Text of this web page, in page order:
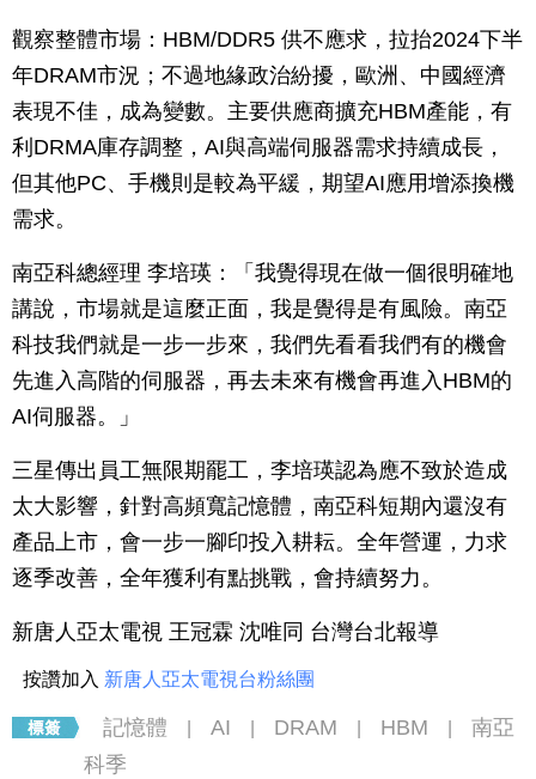
觀察整體市場：HBM/DDR5 供不應求，拉抬2024下半
年DRAM市況；不過地緣政治紛擾，歐洲、中國經濟
表現不佳，成為變數。主要供應商擴充HBM產能，有
利DRMA庫存調整，AI與高端伺服器需求持續成長，
但其他PC、手機則是較為平緩，期望AI應用增添換機
需求。
南亞科總經理 李培瑛：「我覺得現在做一個很明確地
講說，市場就是這麼正面，我是覺得是有風險。南亞
科技我們就是一步一步來，我們先看看我們有的機會
先進入高階的伺服器，再去未來有機會再進入HBM的
AI伺服器。」
三星傳出員工無限期罷工，李培瑛認為應不致於造成
太大影響，針對高頻寬記憶體，南亞科短期內還沒有
產品上市，會一步一腳印投入耕耘。全年營運，力求
逐季改善，全年獲利有點挑戰，會持續努力。
新唐人亞太電視 王冠霖 沈唯同 台灣台北報導
按讚加入 新唐人亞太電視台粉絲團
記憶體 AI DRAM HBM
南亞
科季